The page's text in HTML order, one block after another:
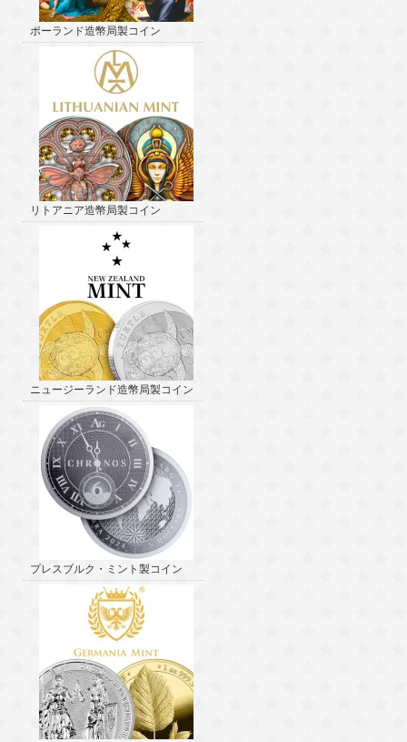
ポーランド造幣局製コイン
リトアニア造幣局製コイン
ニュージーランド造幣局製コイン
プレスブルク・ミント製コイン